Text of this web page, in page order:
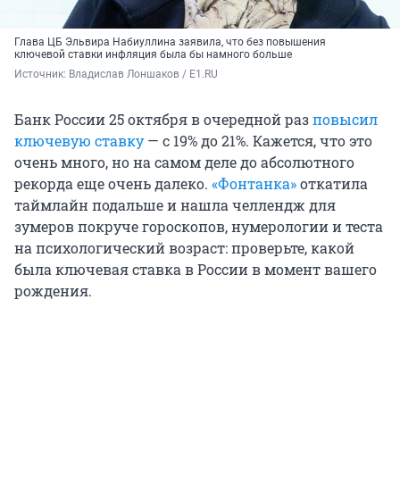
Глава ЦБ Эльвира Набиуллина заявила, что без повышения
ключевой ставки инфляция была бы намного больше
Источник: Владислав Лоншаков / E1.RU
Банк России 25 октября в очередной разповысил
ключевую ставку— с 19% до 21%. Кажется, что это
очень много, но на самом деле до абсолютного
рекорда еще очень далеко. «Фонтанка»откатила
таймлайн подальше и нашла челлендж для
зумеров покруче гороскопов, нумерологии и теста
на психологический возраст: проверьте, какой
была ключевая ставка в России в момент вашего
рождения.